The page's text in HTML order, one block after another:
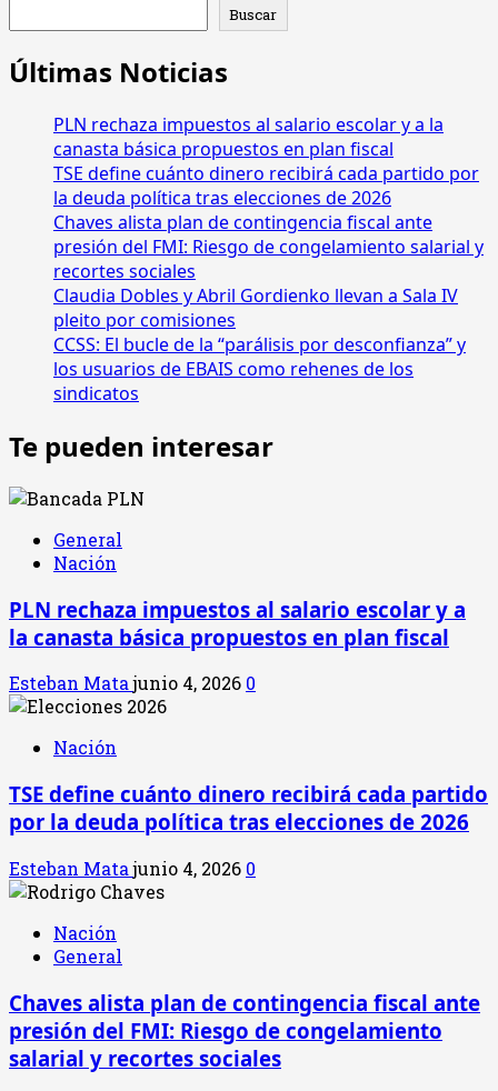
de
define
dinero
recibirá
cada
partido
por
la
deuda
política
tras
elecciones
de
2026
Buscar
Últimas Noticias
PLN rechaza impuestos al salario escolar y a la
canasta básica propuestos en plan fiscal
TSE define cuánto dinero recibirá cada partido por
la deuda política tras elecciones de 2026
Chaves alista plan de contingencia fiscal ante
presión del FMI: Riesgo de congelamiento salarial y
recortes sociales
Claudia Dobles y Abril Gordienko llevan a Sala IV
pleito por comisiones
CCSS: El bucle de la “parálisis por desconfianza” y
los usuarios de EBAIS como rehenes de los
sindicatos
Te pueden interesar
General
Nación
PLN rechaza impuestos al salario escolar y a
la canasta básica propuestos en plan fiscal
Esteban Matajunio 4, 2026 0
Nación
TSE define cuánto dinero recibirá cada partido
por la deuda política tras elecciones de 2026
Esteban Matajunio 4, 2026 0
Nación
General
Chaves alista plan de contingencia fiscal ante
presión del FMI: Riesgo de congelamiento
salarial y recortes sociales